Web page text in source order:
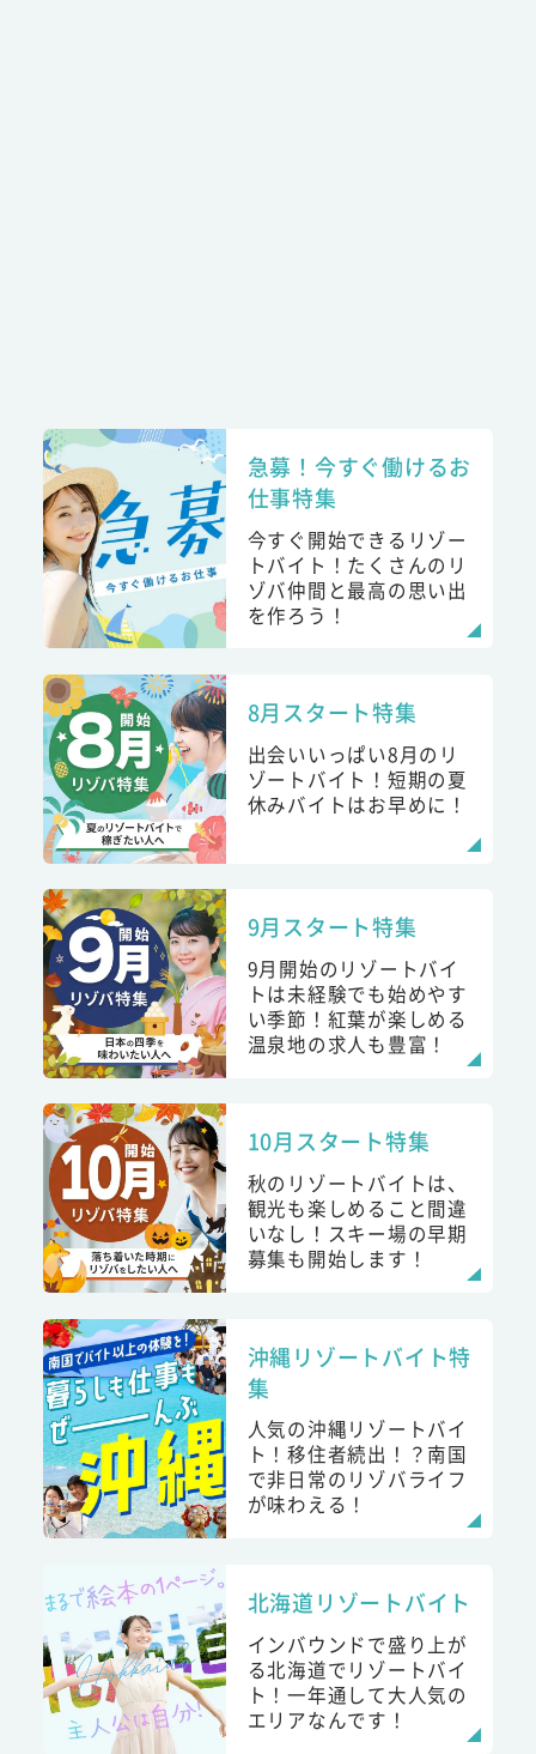
急募！今すぐ働けるお
仕事特集
今すぐ開始できるリゾー
トバイト！たくさんのリ
ゾバ仲間と最高の思い出
を作ろう！
8月スタート特集
出会いいっぱい8月のリ
ゾートバイト！短期の夏
休みバイトはお早めに！
9月スタート特集
9月開始のリゾートバイ
トは未経験でも始めやす
い季節！紅葉が楽しめる
温泉地の求人も豊富！
10月スタート特集
秋のリゾートバイトは、
観光も楽しめること間違
いなし！スキー場の早期
募集も開始します！
沖縄リゾートバイト特
集
人気の沖縄リゾートバイ
ト！移住者続出！？南国
で非日常のリゾバライフ
が味わえる！
北海道リゾートバイト
インバウンドで盛り上が
る北海道でリゾートバイ
ト！一年通して大人気の
エリアなんです！